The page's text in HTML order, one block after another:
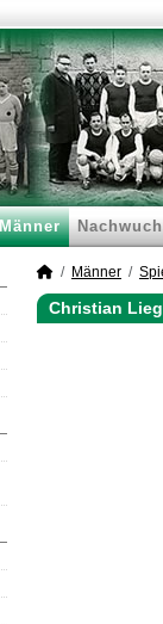
Männer
Männer
Christian